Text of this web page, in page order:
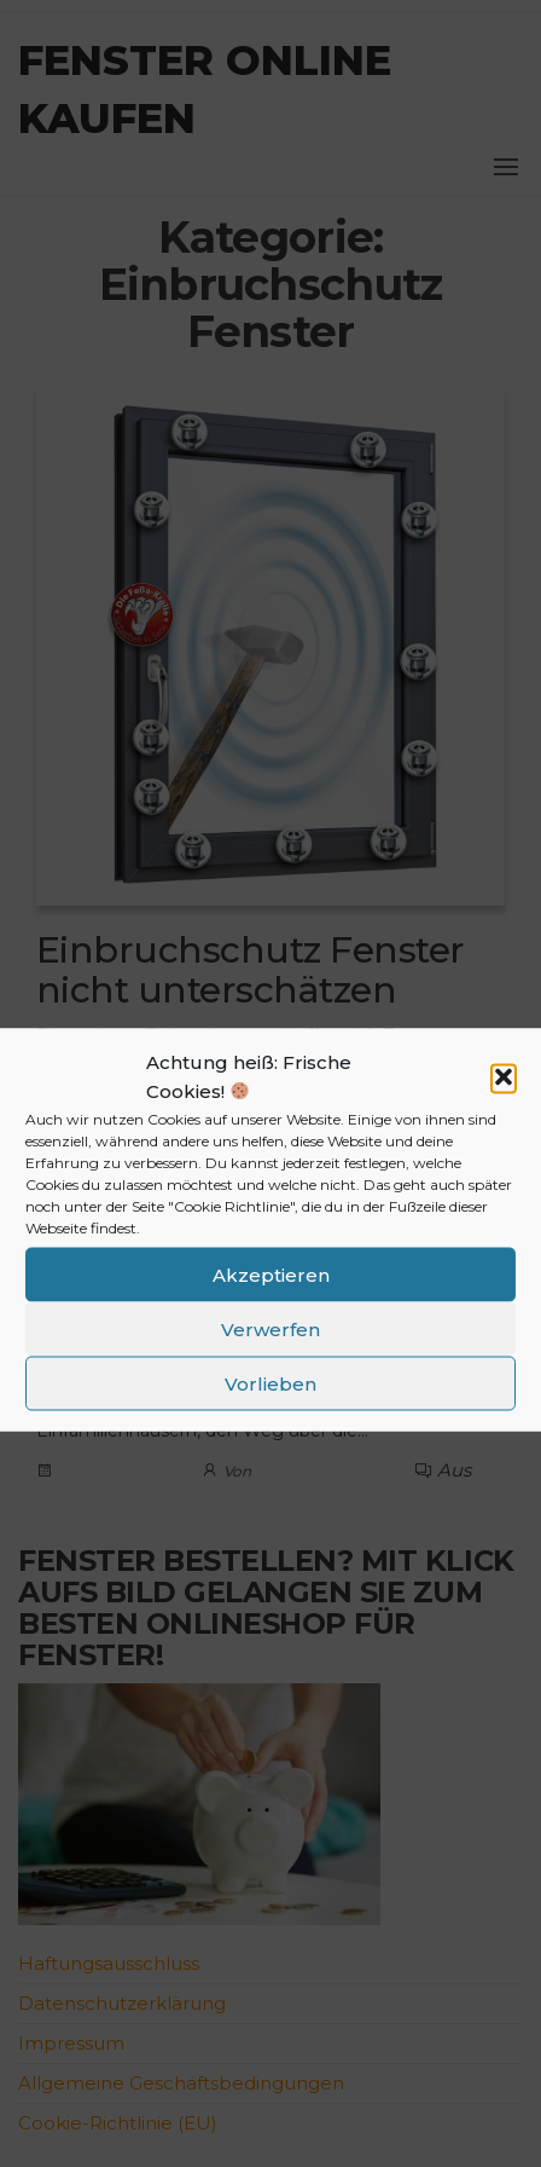
Achtung heiß: Frische
Cookies!
Auch wir nutzen Cookies auf unserer Website. Einige von ihnen sind
essenziell, während andere uns helfen, diese Website und deine
Erfahrung zu verbessern. Du kannst jederzeit festlegen, welche
Cookies du zulassen möchtest und welche nicht. Das geht auch später
noch unter der Seite "Cookie Richtlinie", die du in der Fußzeile dieser
Webseite findest.
Akzeptieren
Verwerfen
Vorlieben
Inhalt
springen
FENSTER ONLINE
KAUFEN
Kategorie:
Einbruchschutz
Fenster
Einbruchschutz Fenster
nicht unterschätzen
Die meisten Einbrecher verschaffen sich Zugang zu
fremden Wohnungen und Häusern, indem sie die
Fenster aufhebeln oder die Scheiben einschlagen.
Doch stoßen sie dabei auf Widerstand und gelangen
nicht binnen kürzester Zeit ins Hausinnere, geben…
Von Aus
Einbruchschutz Fenster
Bedauerlicherweise bleiben die häufigsten
Einbruchsfälle ungelöst. Die Aufklärungsrate der Polizei
hierbei der populärste Weg der Einbrecher. Häufig
Einfamilienhäusern, den Weg über die…
Von Aus
FENSTER BESTELLEN? MIT KLICK
AUFS BILD GELANGEN SIE ZUM
BESTEN ONLINESHOP FÜR
FENSTER!
Haftungsausschluss
Datenschutzerklärung
Impressum
Allgemeine Geschäftsbedingungen
Cookie-Richtlinie (EU)